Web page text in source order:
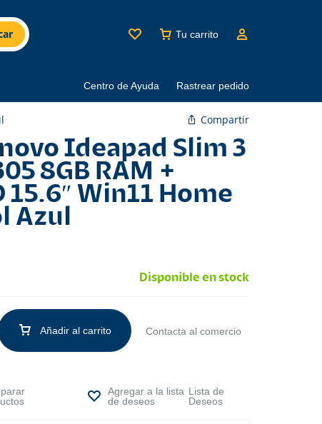
Tu carrito
Centro de Ayuda Rastrear pedido
Compartir
Ideapad Slim 3
8GB RAM +
15.6″ Win11 Home
Azul
Disponible en stock
Añadir al carrito Contacta al comercio
Lista de
Deseos